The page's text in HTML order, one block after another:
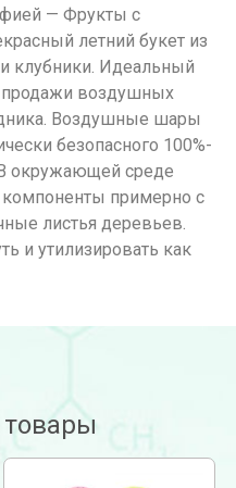
— Фрукты с
летний букет из
клубники. Идеальный
продажи воздушных
Воздушные шары
безопасного 100%-
В окружающей среде
компоненты примерно с
листья деревьев.
и утилизировать как